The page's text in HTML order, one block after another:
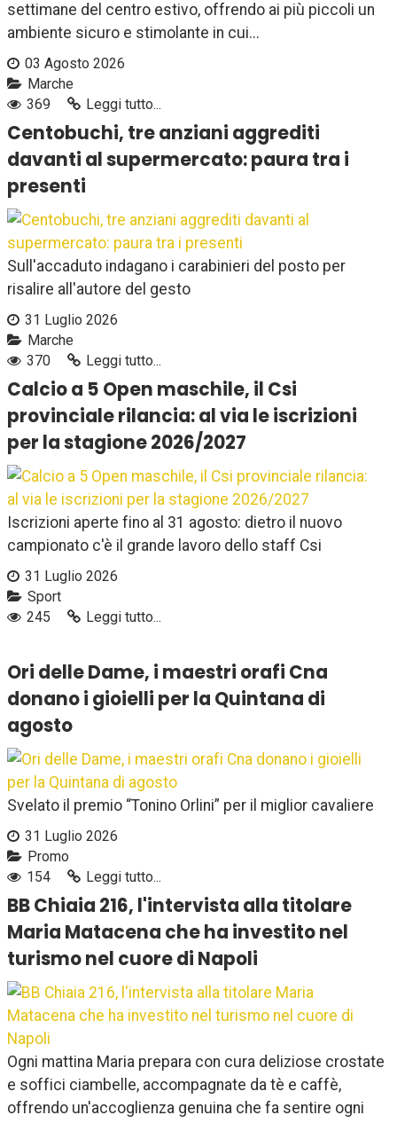
settimane del centro estivo, offrendo ai più piccoli un
ambiente sicuro e stimolante in cui...
03 Agosto 2026
Marche
369
Leggi tutto...
Centobuchi, tre anziani aggrediti
davanti al supermercato: paura tra i
presenti
Sull'accaduto indagano i carabinieri del posto per
risalire all'autore del gesto
31 Luglio 2026
Marche
370
Leggi tutto...
Calcio a 5 Open maschile, il Csi
provinciale rilancia: al via le iscrizioni
per la stagione 2026/2027
Iscrizioni aperte fino al 31 agosto: dietro il nuovo
campionato c'è il grande lavoro dello staff Csi
31 Luglio 2026
Sport
245
Leggi tutto...
Ori delle Dame, i maestri orafi Cna
donano i gioielli per la Quintana di
agosto
Svelato il premio “Tonino Orlini” per il miglior cavaliere
31 Luglio 2026
Promo
154
Leggi tutto...
BB Chiaia 216, l'intervista alla titolare
Maria Matacena che ha investito nel
turismo nel cuore di Napoli
Ogni mattina Maria prepara con cura deliziose crostate
e soffici ciambelle, accompagnate da tè e caffè,
offrendo un'accoglienza genuina che fa sentire ogni